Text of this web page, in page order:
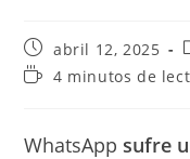
Publicación
de
la
abril 12, 2025
Tiempo4 minutos de
WhatsAppsufre